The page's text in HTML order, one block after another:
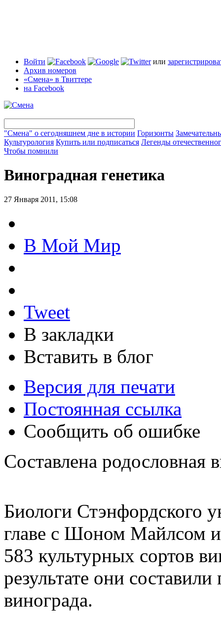
Войти или
Архив номеров
«Смена» в Твиттере
на Facebook
"Смена" о сегодняшнем дне в истории Горизонты
Культурология Купить или подписаться Легенды
Чтобы помнили
Виноградная генетика
27 Января 2011, 15:08
В Мой Мир
Tweet
В закладки
Вставить в блог
Версия для печати
Постоянная ссылка
Сообщить об ошибке
Составлена родословная
Биологи Стэнфордского
главе с Шоном Майлсом
583 культурных сортов
результате они
винограда.